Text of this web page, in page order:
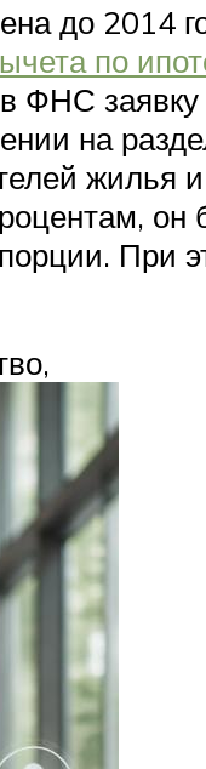
до 2014
по
ФНС заявку
на
жилья
он
При